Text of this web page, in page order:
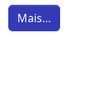
Mais…